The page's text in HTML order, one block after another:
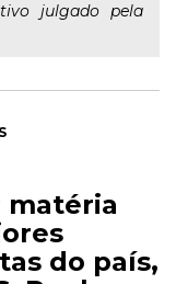
julgado pela
matéria
do país,